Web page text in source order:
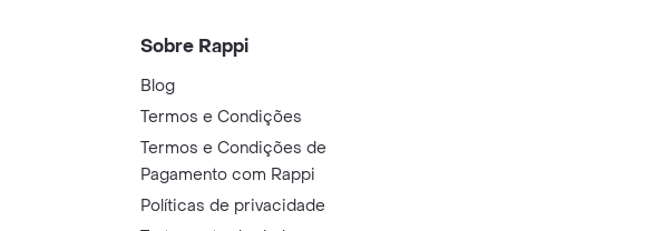
Sobre Rappi
Blog
Termos e Condições
Termos e Condições de
Pagamento com Rappi
Políticas de privacidade